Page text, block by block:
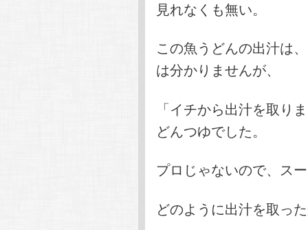
見れなくも無い。
この魚うどんの出汁は
は分かりませんが、
「イチから出汁を取り
どんつゆでした。
プロじゃないので、ス
どのように出汁を取っ